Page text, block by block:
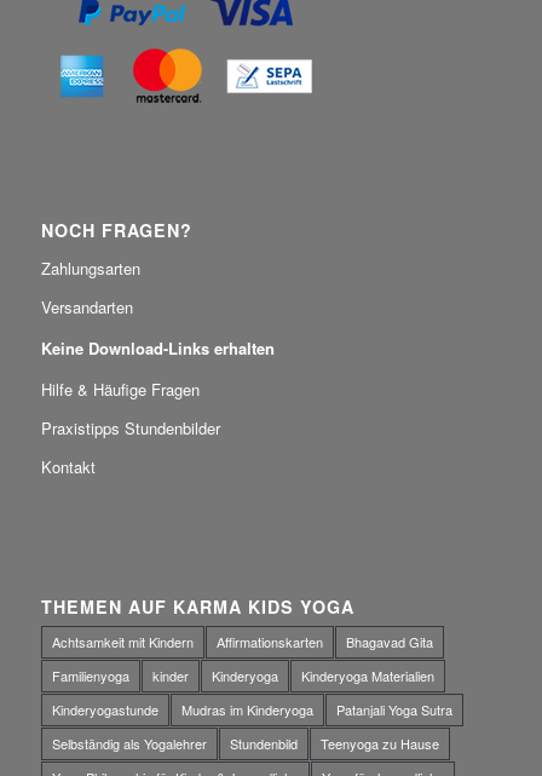
NOCH FRAGEN?
Zahlungsarten
Versandarten
Keine Download-Links erhalten
Hilfe & Häufige Fragen
Praxistipps Stundenbilder
Kontakt
THEMEN AUF KARMA KIDS YOGA
Achtsamkeit mit Kindern Affirmationskarten
Bhagavad Gita
Familienyoga
kinder Kinderyoga
Kinderyoga Materialien
Kinderyogastunde
Mudras im Kinderyoga
Patanjali Yoga Sutra
Selbständig als Yogalehrer
Stundenbild
Teenyoga zu Hause